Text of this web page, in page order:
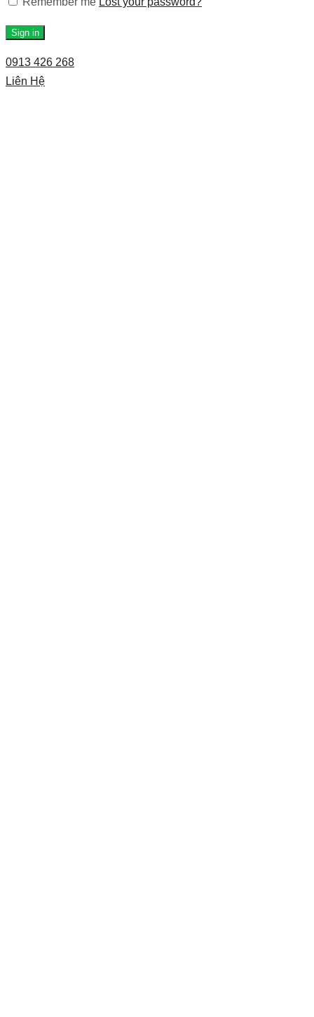
Sign in
0913 426 268
Liên Hệ